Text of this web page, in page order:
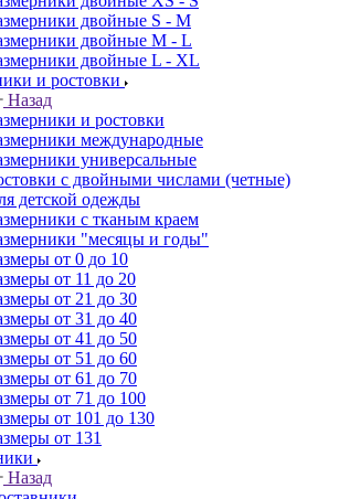
двойные S - M
двойные M - L
двойные L - XL
и ростовки
Назад
и ростовки
международные
универсальные
с двойными числами (четные)
детской одежды
с тканым краем
"месяцы и годы"
от 0 до 10
от 11 до 20
от 21 до 30
от 31 до 40
от 41 до 50
от 51 до 60
от 61 до 70
от 71 до 100
от 101 до 130
от 131
Назад